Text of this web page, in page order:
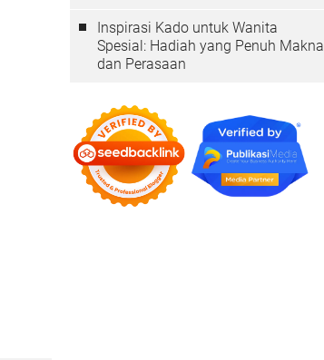
Inspirasi Kado untuk Wanita
Spesial: Hadiah yang Penuh Makna
dan Perasaan